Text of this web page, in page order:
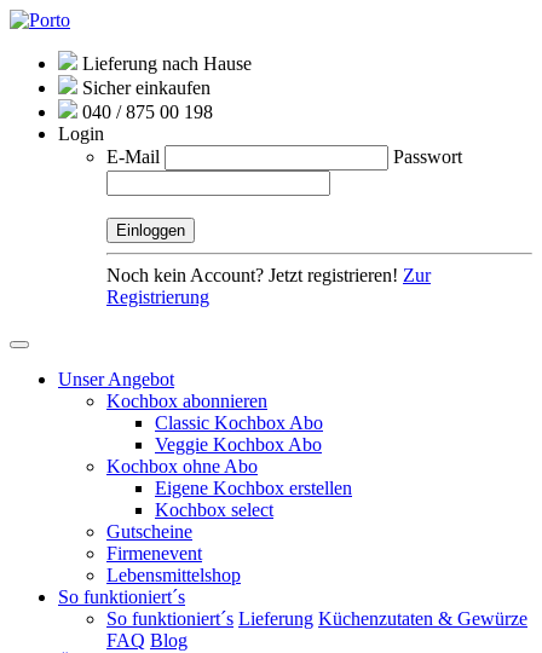
Lieferung nach Hause
Sicher einkaufen
040 / 875 00 198
Login
E-Mail
Passwort
Noch kein Account? Jetzt registrieren! Zur
Registrierung
Unser Angebot
Kochbox abonnieren
Classic Kochbox Abo
Veggie Kochbox Abo
Kochbox ohne Abo
Eigene Kochbox erstellen
Kochbox select
Gutscheine
Firmenevent
Lebensmittelshop
So funktioniert´s
So funktioniert´s Lieferung Küchenzutaten & Gewürze
FAQ Blog